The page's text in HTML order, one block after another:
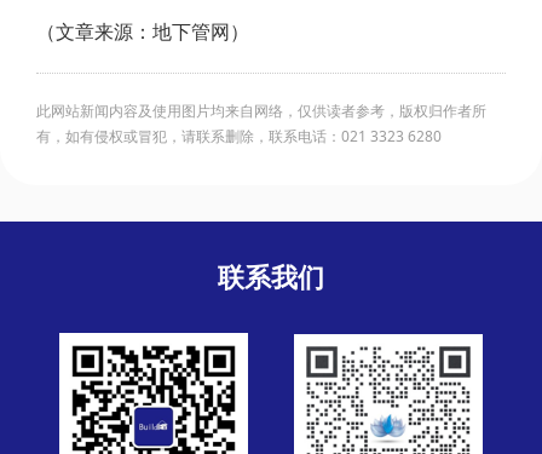
（文章来源：地下管网）
此网站新闻内容及使用图片均来自网络，仅供读者参考，版权归作者所
有，如有侵权或冒犯，请联系删除，联系电话：021 3323 6280
联系我们